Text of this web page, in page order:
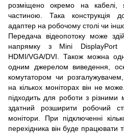
розміщено окремо на кабелі,
частиною. Така конструкція
адаптер на робочому столі чи
Передача відеопотоку може
напрямку з Mini DisplayPort
HDMI/VGA/DVI. Також можна
одним джерелом виведення,
комутатором чи
на кількох моніторах він не
підходить для роботи з
здатний розширити робочий
монітори. При підключенні
перехідника він буде працювати